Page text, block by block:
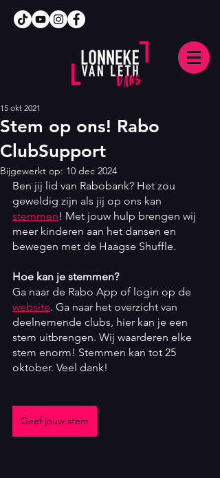
Stem op ons! Rabo
ClubSupport
15 okt 2021
Bijgewerkt op: 10 dec 2024
Ben jij lid van Rabobank? Het zou
geweldig zijn als jij op ons kan
stemmen! Met jouw hulp brengen wij
meer kinderen aan het dansen en
bewegen met de Haagse Shuffle.
Hoe kan je stemmen?
Ga naar de Rabo App of login op de
website. Ga naar het overzicht van
deelnemende clubs, hier kan je een
stem uitbrengen. Wij waarderen elke
stem enorm! Stemmen kan tot 25
oktober. Veel dank!
Geef jouw stem